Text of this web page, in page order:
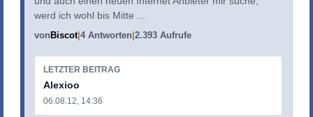
werd ich wohl bis Mitte ...
vonBiscot 4 Antworten 2.393 Aufrufe
LETZTER BEITRAG
Alexioo
06.08.12, 14:36